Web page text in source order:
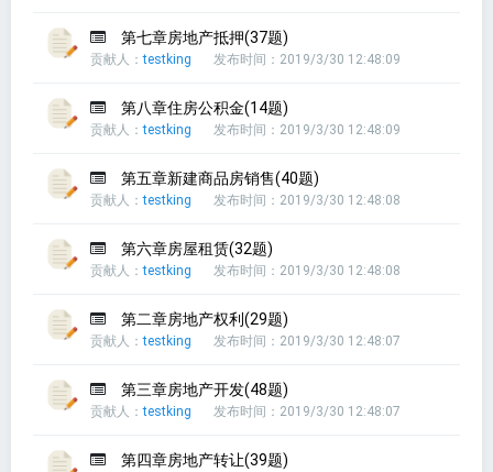
第七章房地产抵押(37题)
贡献人：testking 发布时间：2019/3/30 12:48:09
第八章住房公积金(14题)
贡献人：testking 发布时间：2019/3/30 12:48:09
第五章新建商品房销售(40题)
贡献人：testking 发布时间：2019/3/30 12:48:08
第六章房屋租赁(32题)
贡献人：testking 发布时间：2019/3/30 12:48:08
第二章房地产权利(29题)
贡献人：testking 发布时间：2019/3/30 12:48:07
第三章房地产开发(48题)
贡献人：testking 发布时间：2019/3/30 12:48:07
第四章房地产转让(39题)